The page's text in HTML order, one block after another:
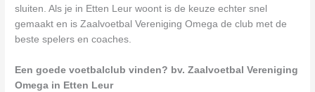
sluiten. Als je in Etten Leur woont is de keuze echter snel
gemaakt en is Zaalvoetbal Vereniging Omega de club met de
beste spelers en coaches.
Een goede voetbalclub vinden? bv. Zaalvoetbal Vereniging
Omega in Etten Leur